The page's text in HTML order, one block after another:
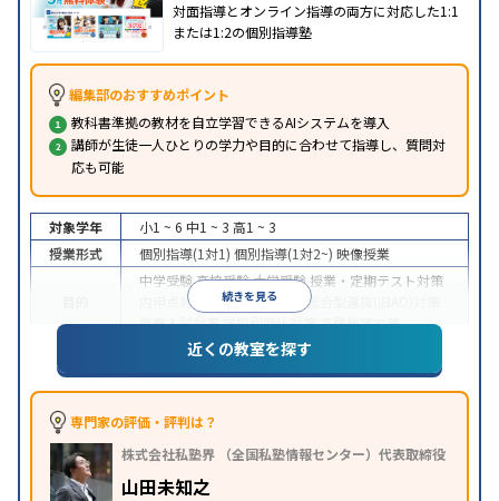
対面指導とオンライン指導の両方に対応した1:1
または1:2の個別指導塾
編集部のおすすめポイント
教科書準拠の教材を自立学習できるAIシステムを導入
講師が生徒一人ひとりの学力や目的に合わせて指導し、質問対
応も可能
続きを見る
対象学年 小1 ~ 6 中1 ~ 3 高1 ~ 3
授業形式
個別指導(1対1) 個別指導(1対2~) 映像授業
中学受験高校受験大学受験 授業・定期テスト対策
内申点対策
学習習慣の定着
総合型選抜(旧AO)対策
推薦入試対策学校別特化対策各種検定対策
特徴
授業の振替可能学習にPC・タブレットを利用
ライン対応1科目から受講可能季節講習のみの受講
可
※2023年3月調査。小学校高学年の個別指導塾アンケート調査方法
近くの教室を探す
専門家の評価・評判は？
株式会社私塾界 （全国私塾情報センター）代表取締役
山田未知之